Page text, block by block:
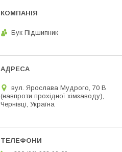
Бук Підшипник
вул. Ярослава Мудрого, 70 В
(навпроти прохідної хімзаводу),
Чернівці, Україна